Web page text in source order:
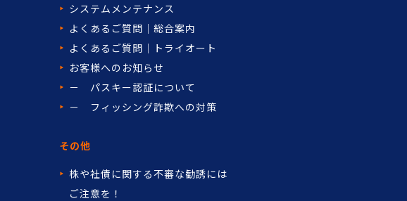
システムメンテナンス
よくあるご質問｜総合案内
よくあるご質問｜トライオート
お客様へのお知らせ
－ パスキー認証について
－ フィッシング詐欺への対策
その他
株や社債に関する不審な勧誘には
ご注意を！